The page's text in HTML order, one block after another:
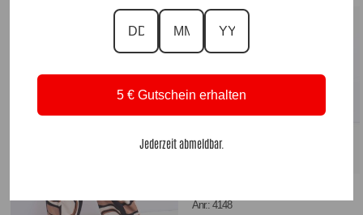
Blazerjacke Cafe Chic |Gr. UNI 36-46|,
Anr.: 4148
5 € Gutschein erhalten
Jederzeit abmeldbar.